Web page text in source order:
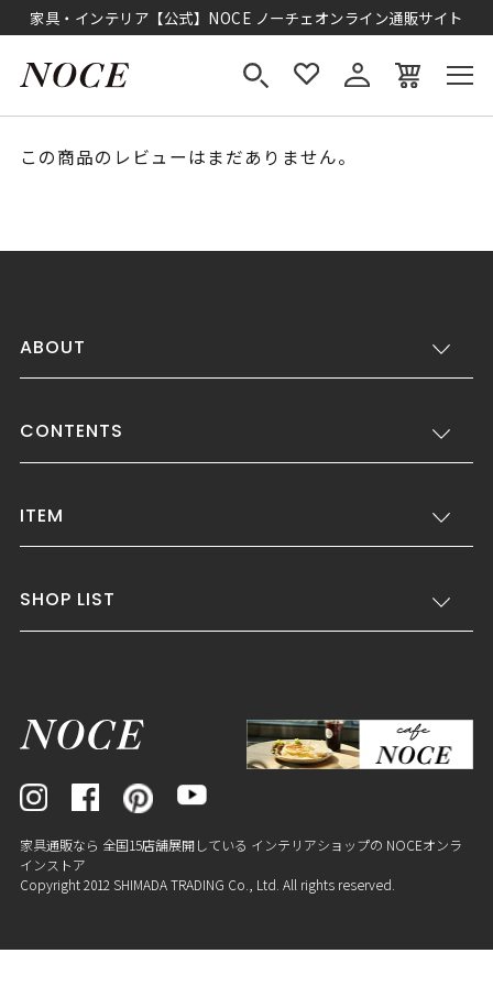
家具・インテリア【公式】NOCE ノーチェオンライン通販サイト
この商品のレビューはまだありません。
ABOUT
CONTENTS
ITEM
SHOP LIST
家具通販なら 全国15店舗展開している インテリアショップの NOCEオンラ
インストア
Copyright 2012 SHIMADA TRADING Co., Ltd. All rights reserved.